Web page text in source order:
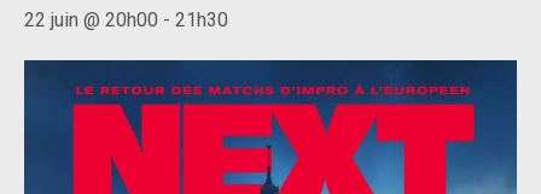
22 juin @ 20h00 - 21h30